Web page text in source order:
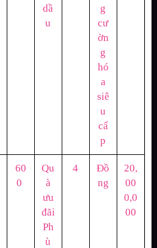
dầ
u
g
cư
ờn
g
hó
a
siê
u
cấ
p
60
0
Qu
à
ưu
đãi
Ph
ù
4
Đồ
ng
20,
00
0,0
00